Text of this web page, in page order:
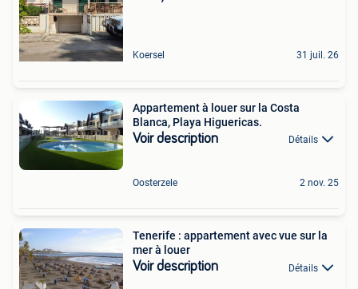
Koersel 31 juil. 26
Appartement à louer sur la Costa
Blanca, Playa Higuericas.
Voir description Détails
Oosterzele 2 nov. 25
Tenerife : appartement avec vue sur la
mer à louer
Voir description Détails